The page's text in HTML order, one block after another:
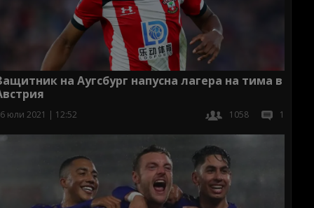
на Аугсбург напусна лагера на тима в
юли 2021 | 12:52 1058 1